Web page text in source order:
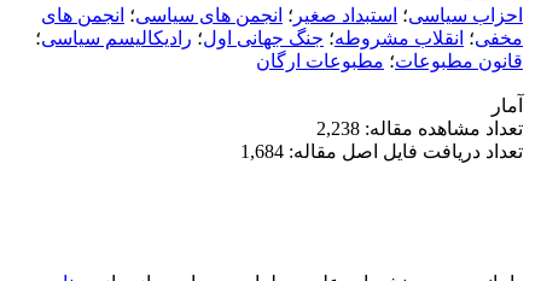
احزاب سیاسی؛ استبداد صغیر ؛ انجمن های سیاسی؛ انجمن های
مخفی؛ انقلاب مشروطه؛ جنگ جهانی اول؛ رادیکالیسم سیاسی؛
قانون مطبوعات؛ مطبوعات ارگان
آمار
تعداد مشاهده مقاله: 2,238
تعداد دریافت فایل اصل مقاله: 1,684